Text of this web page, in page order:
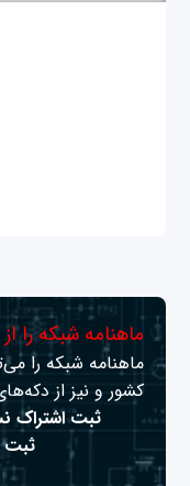
ماهنامه شبکه را
ماهنامه شبکه را
کشور و نیز از
ثبت اشتراک
ثبت